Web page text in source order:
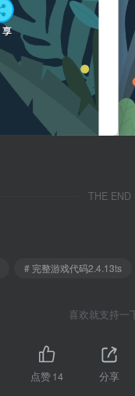
THE END
# 完整游戏代码2.4.13ts
喜欢就支持一
点赞14 分享